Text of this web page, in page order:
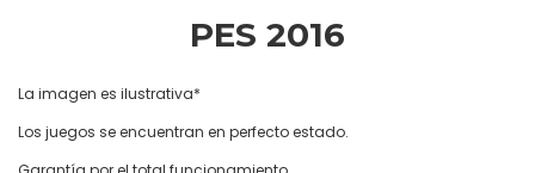
PES 2016
La imagen es ilustrativa*
Los juegos se encuentran en perfecto estado.